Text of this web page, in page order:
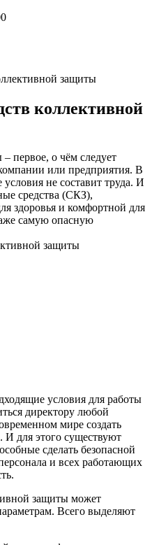
защиты
коллективной
первое, о чём следует
или предприятия. В
не составит труда. И
средства (СКЗ),
здоровья и комфортной для
самую опасную
условия для работы
директору любой
мире создать
И для этого существуют
сделать безопасной
и всех работающих
защиты может
Всего выделяют